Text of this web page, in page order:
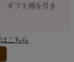
ギフト感を引き
こちら